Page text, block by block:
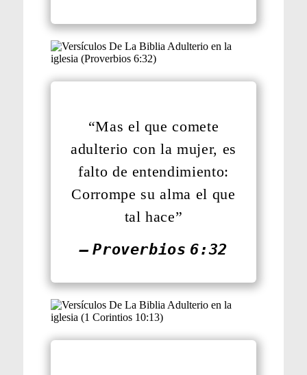
“Mas el que comete
adulterio con la mujer, es
falto de entendimiento:
Corrompe su alma el que
tal hace”
— Proverbios 6:32